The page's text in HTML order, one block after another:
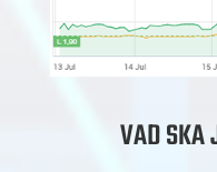
VAD SKA